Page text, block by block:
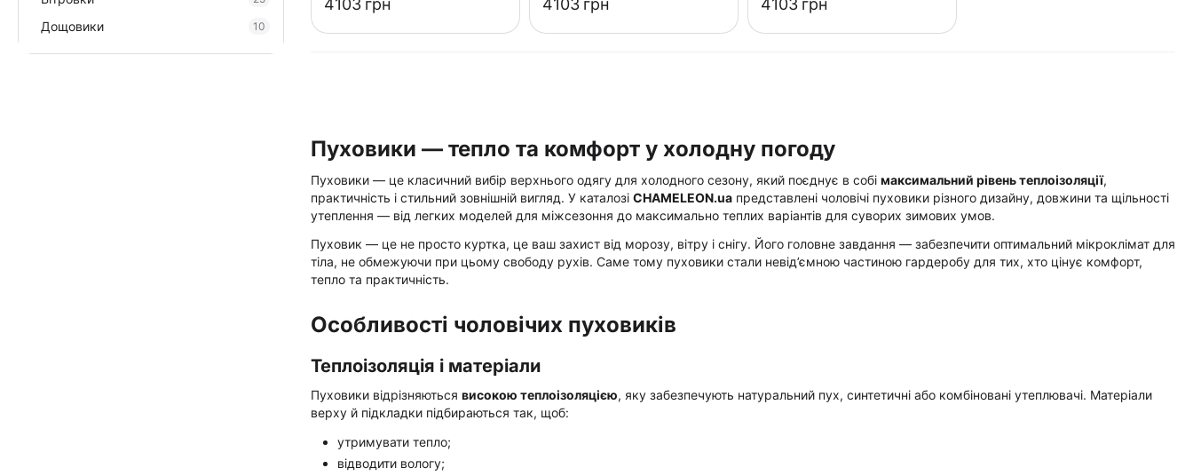
‍4103‍ грн ‍4103‍ грн ‍4103‍ грн
Пуховики — тепло та комфорт у холодну погоду
Пуховики — це класичний вибір верхнього одягу для холодного сезону, який поєднує в собі максимальний рівень теплоізоляції,
практичність і стильний зовнішній вигляд. У каталозі CHAMELEON.ua представлені чоловічі пуховики різного дизайну, довжини та щільності
утеплення — від легких моделей для міжсезоння до максимально теплих варіантів для суворих зимових умов.
Пуховик — це не просто куртка, це ваш захист від морозу, вітру і снігу. Його головне завдання — забезпечити оптимальний мікроклімат для
тіла, не обмежуючи при цьому свободу рухів. Саме тому пуховики стали невід’ємною частиною гардеробу для тих, хто цінує комфорт,
тепло та практичність.
Особливості чоловічих пуховиків
Теплоізоляція і матеріали
Пуховики відрізняються високою теплоізоляцією, яку забезпечують натуральний пух, синтетичні або комбіновані утеплювачі. Матеріали
верху й підкладки підбираються так, щоб:
утримувати тепло;
відводити вологу;
Дощовики 10